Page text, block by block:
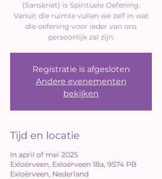
(Sanskriet) is Spirituele Oefening.
Vanuit die ruimte vullen we zelf in wat
die oefening voor ieder van ons
persoonlijk zal zijn.
Registratie is afgesloten
Andere evenementen
bekijken
Tijd en locatie
In april of mei 2025
Exloërveen, Exloërveen 18a, 9574 PB
Exloërveen, Nederland